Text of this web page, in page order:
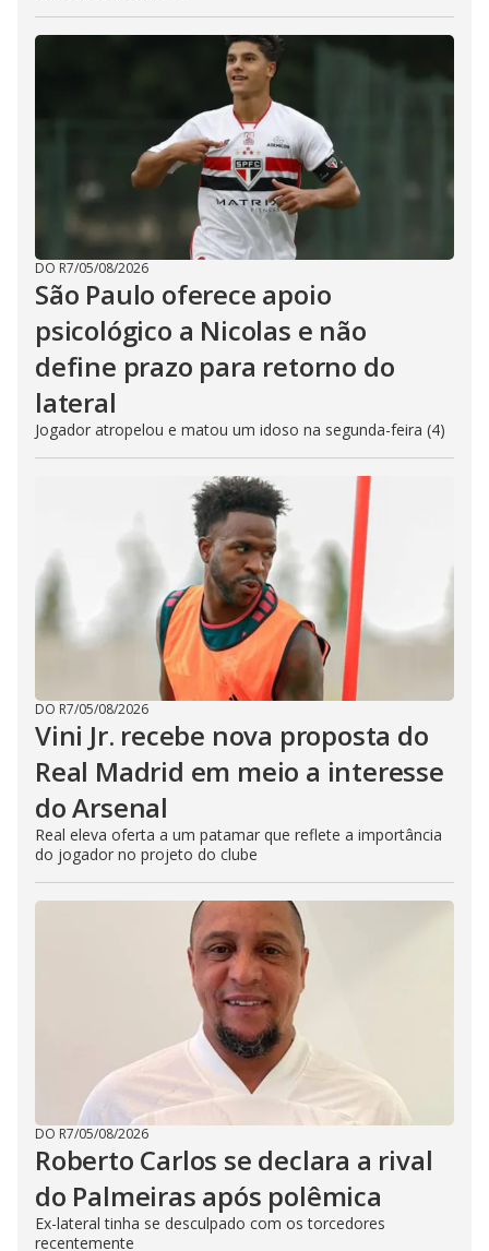
DO R7/05/08/2026
São Paulo oferece apoio
psicológico a Nicolas e não
define prazo para retorno do
lateral
Jogador atropelou e matou um idoso na segunda-feira (4)
DO R7/05/08/2026
Vini Jr. recebe nova proposta do
Real Madrid em meio a interesse
do Arsenal
Real eleva oferta a um patamar que reflete a importância
do jogador no projeto do clube
DO R7/05/08/2026
Roberto Carlos se declara a rival
do Palmeiras após polêmica
Ex-lateral tinha se desculpado com os torcedores
recentemente